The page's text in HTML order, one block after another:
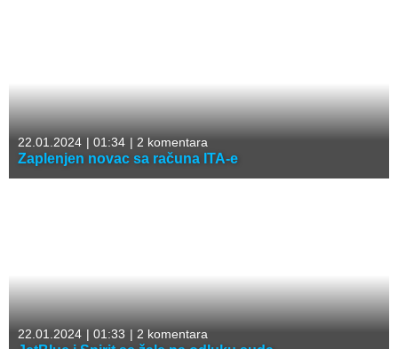
22.01.2024 | 01:34 | 2 komentara
Zaplenjen novac sa računa ITA-e
22.01.2024 | 01:33 | 2 komentara